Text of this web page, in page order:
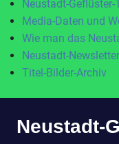
Neustadt-
Media-Daten und
Wie man das
Neustadt-Newsletter
Titel-Bilder-Archiv
InhaltNeustadt-